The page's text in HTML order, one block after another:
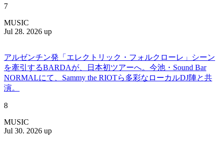
7
MUSIC
Jul 28. 2026 up
アルゼンチン発「エレクトリック・フォルクローレ」シーン
を牽引するBARDAが、日本初ツアーへ。今池・Sound Bar
NORMALにて、Sammy the RIOTら多彩なローカルDJ陣と共
演。
8
MUSIC
Jul 30. 2026 up